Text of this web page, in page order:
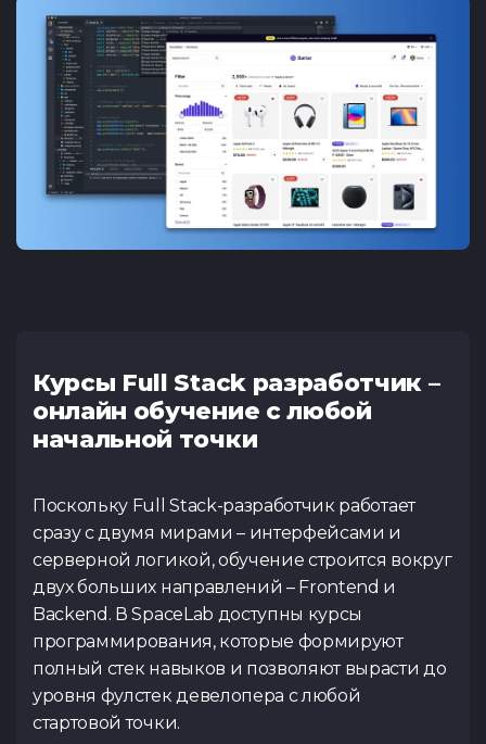
Курсы Full Stack разработчик –
онлайн обучение с любой
начальной точки
Поскольку Full Stack-разработчик работает
сразу с двумя мирами – интерфейсами и
серверной логикой, обучение строится вокруг
двух больших направлений – Frontend и
Backend. В SpaceLab доступны курсы
программирования, которые формируют
полный стек навыков и позволяют вырасти до
уровня фулстек девелопера с любой
стартовой точки.